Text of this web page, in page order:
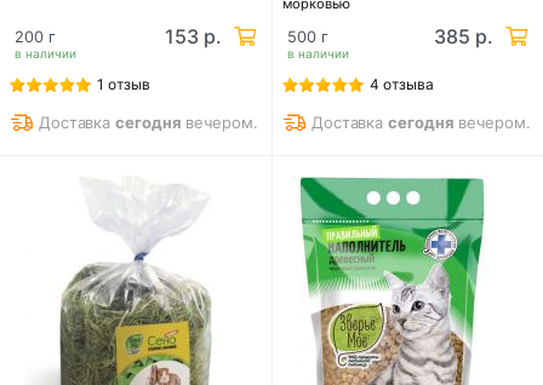
в наличии
200 г 153 р.
1 отзыв
Доставкасегодня вечером.
морковью
в наличии
500 г 385 р.
4 отзыва
Доставкасегодня вечером.